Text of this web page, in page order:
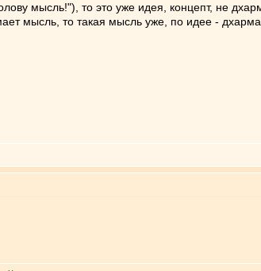
мысль!"), то это уже идея, концепт, не
мысль, то такая мысль уже, по идее -